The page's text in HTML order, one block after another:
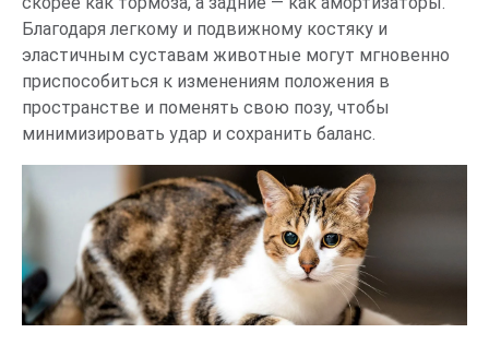
Благодаря легкому и подвижному костяку и
эластичным суставам животные могут мгновенно
приспособиться к изменениям положения в
пространстве и поменять свою позу, чтобы
минимизировать удар и сохранить баланс.